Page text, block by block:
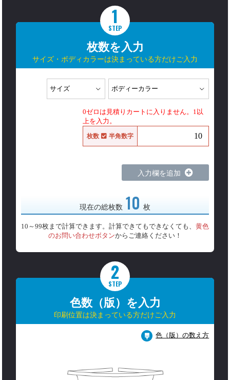
1
STEP
枚数を入力
サイズ・ボディカラーは決まっている方だけご入力
0ゼロは見積りカートに入りません。1以
上を入力。
枚数 半角数字
入力欄を追加
現在の総枚数 10 枚
10～99枚まで計算できます。計算できてもできなくても、 黄色
のお問い合わせボタンからご連絡ください！
2
STEP
色数（版）を入力
印刷位置は決まっている方だけご入力
色（版）の数え方